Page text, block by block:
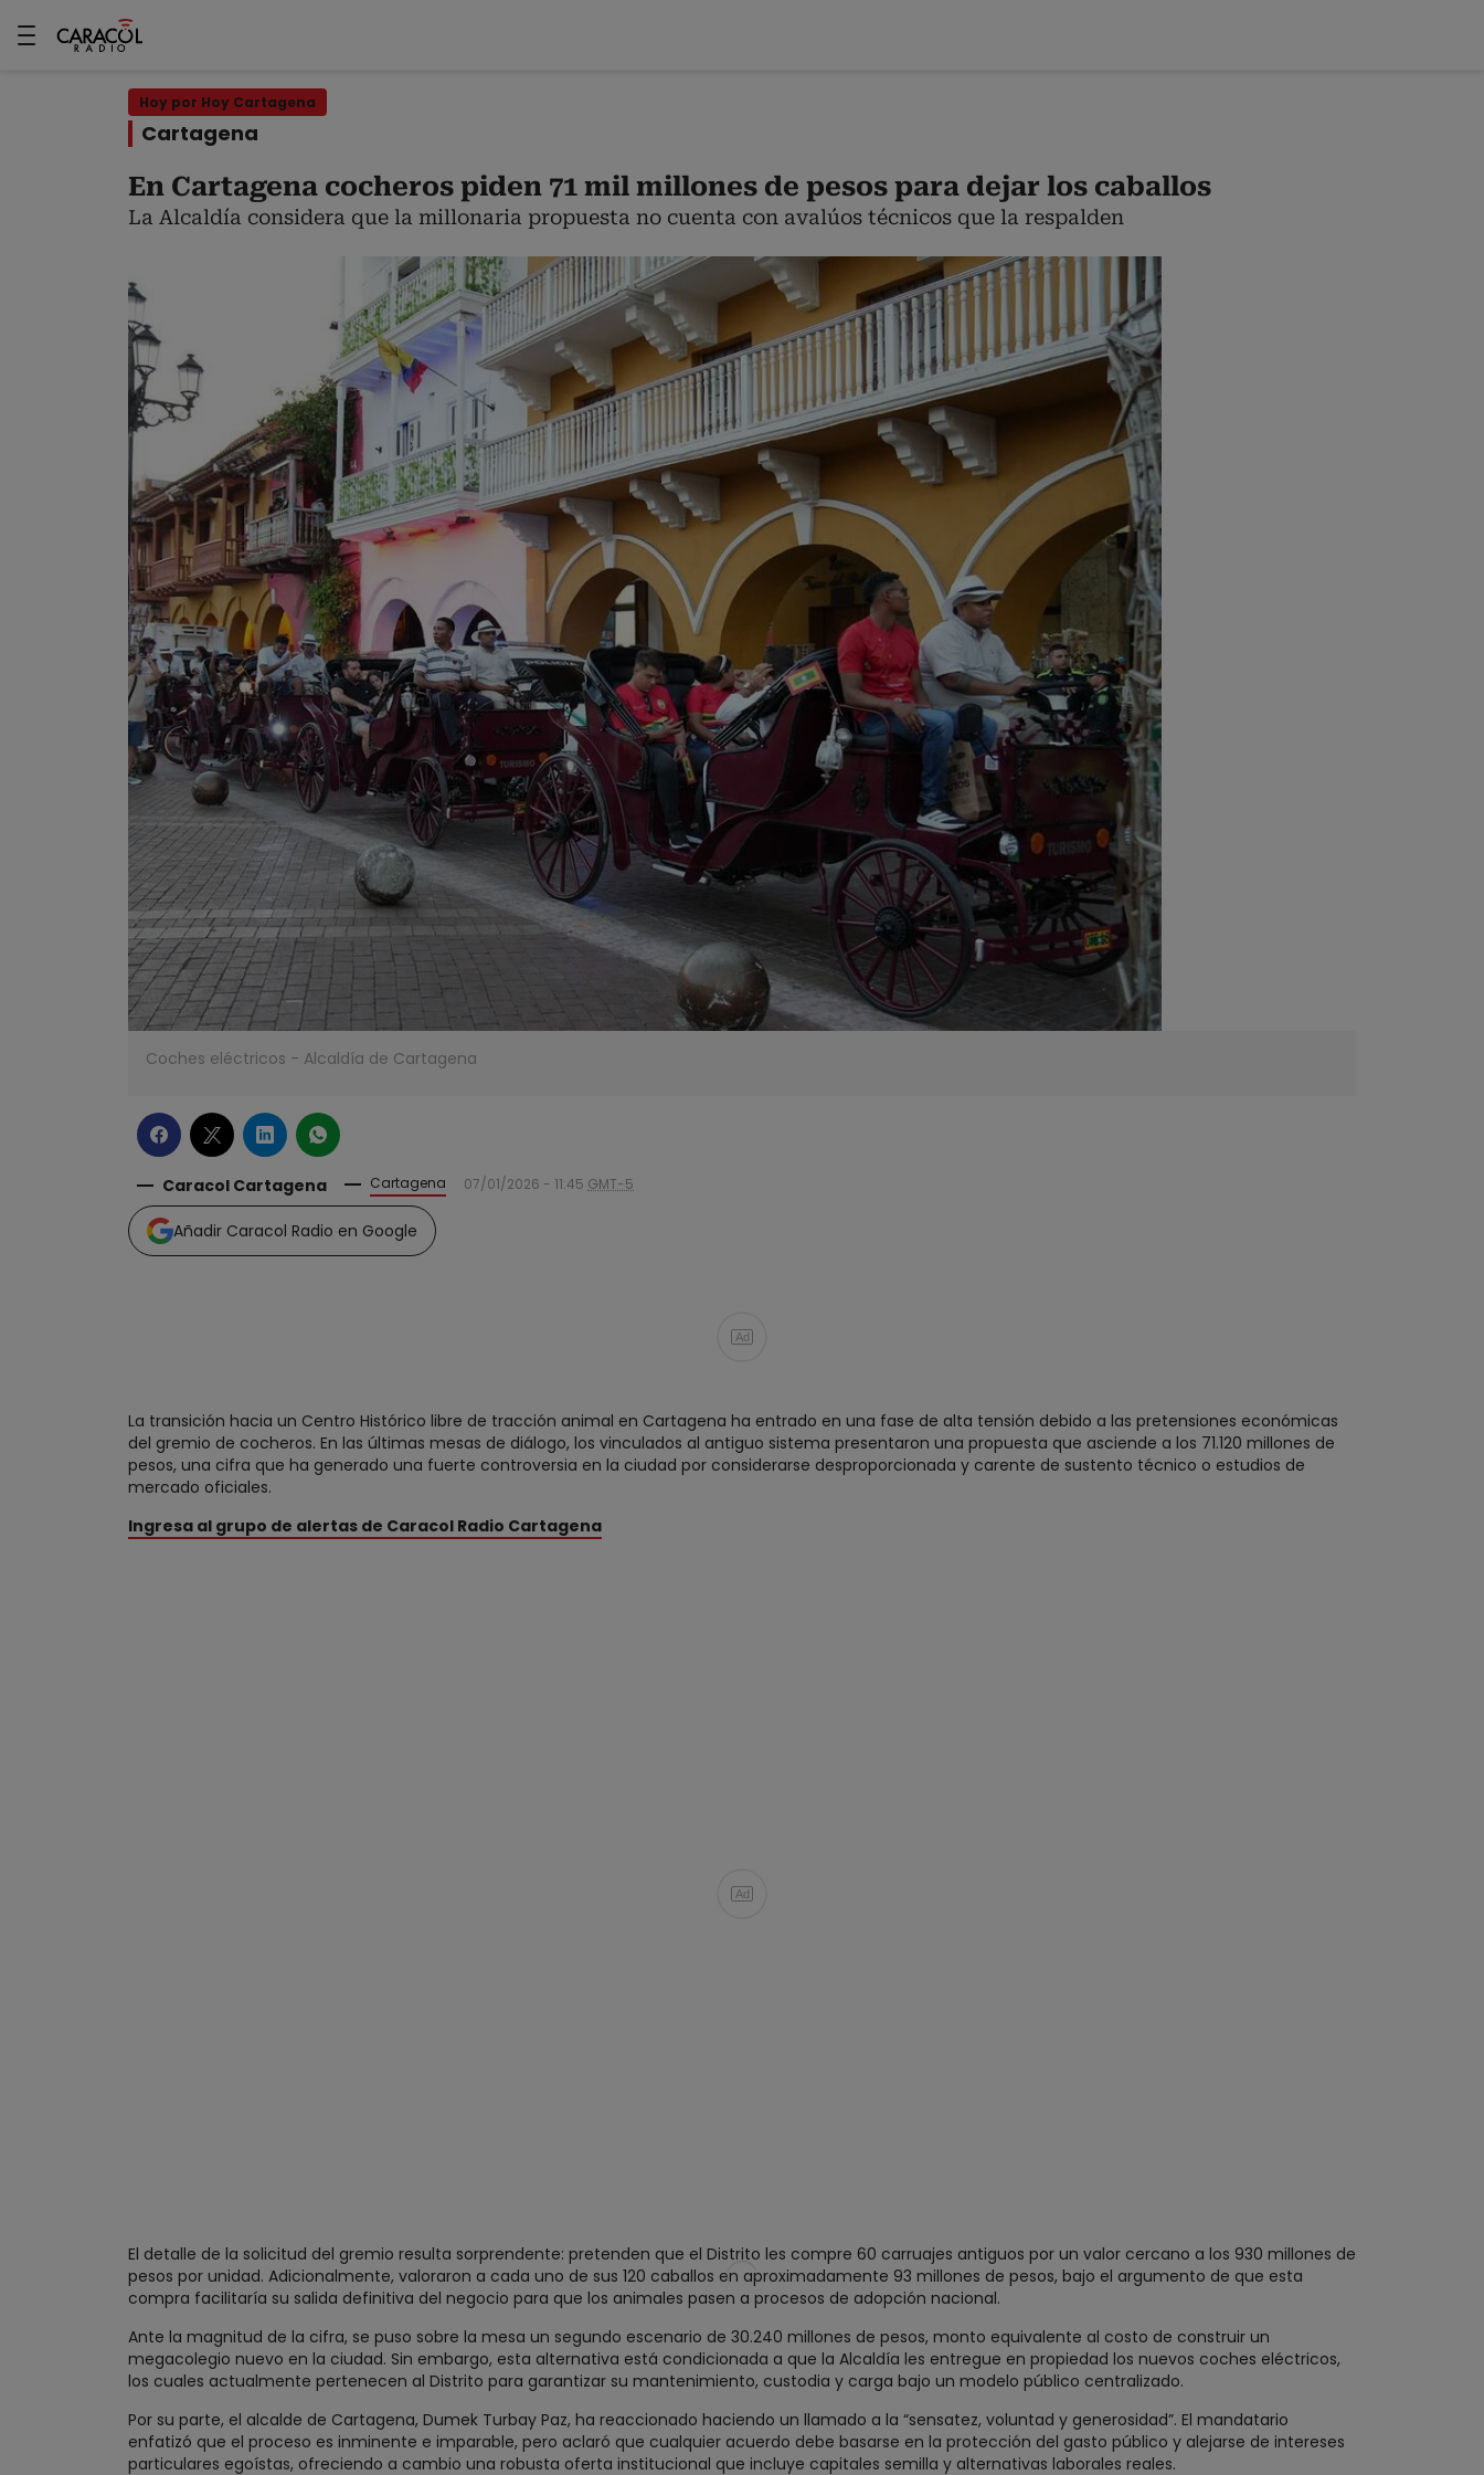
Hoy por Hoy Cartagena
Cartagena
En Cartagena cocheros piden 71 mil millones de pesos para dejar los caballos
La Alcaldía considera que la millonaria propuesta no cuenta con avalúos técnicos que la respalden
Coches eléctricos - Alcaldía de Cartagena
Caracol Cartagena Cartagena 07/01/2026 - 11:45 GMT-5
Añadir Caracol Radio en Google
Ad
La transición hacia un Centro Histórico libre de tracción animal en Cartagena ha entrado en una fase de alta tensión debido a las pretensiones económicas
del gremio de cocheros. En las últimas mesas de diálogo, los vinculados al antiguo sistema presentaron una propuesta que asciende a los 71.120 millones de
pesos, una cifra que ha generado una fuerte controversia en la ciudad por considerarse desproporcionada y carente de sustento técnico o estudios de
mercado oficiales.
Ingresa al grupo de alertas de Caracol Radio Cartagena
Ad
El detalle de la solicitud del gremio resulta sorprendente: pretenden que el Distrito les compre 60 carruajes antiguos por un valor cercano a los 930 millones de
pesos por unidad. Adicionalmente, valoraron a cada uno de sus 120 caballos en aproximadamente 93 millones de pesos, bajo el argumento de que esta
compra facilitaría su salida definitiva del negocio para que los animales pasen a procesos de adopción nacional.
Ante la magnitud de la cifra, se puso sobre la mesa un segundo escenario de 30.240 millones de pesos, monto equivalente al costo de construir un
megacolegio nuevo en la ciudad. Sin embargo, esta alternativa está condicionada a que la Alcaldía les entregue en propiedad los nuevos coches eléctricos,
los cuales actualmente pertenecen al Distrito para garantizar su mantenimiento, custodia y carga bajo un modelo público centralizado.
Por su parte, el alcalde de Cartagena, Dumek Turbay Paz, ha reaccionado haciendo un llamado a la “sensatez, voluntad y generosidad”. El mandatario
enfatizó que el proceso es inminente e imparable, pero aclaró que cualquier acuerdo debe basarse en la protección del gasto público y alejarse de intereses
particulares egoístas, ofreciendo a cambio una robusta oferta institucional que incluye capitales semilla y alternativas laborales reales.